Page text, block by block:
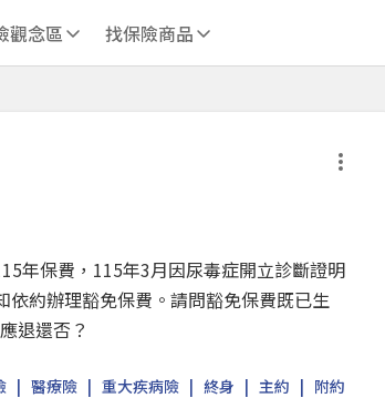
觀念區 找保險商品
年保費，115年3月因尿毒症開立診斷證明
約辦理豁免保費。請問豁免保費既已生
退還否？
醫療險 重大疾病險 終身 主約
附約